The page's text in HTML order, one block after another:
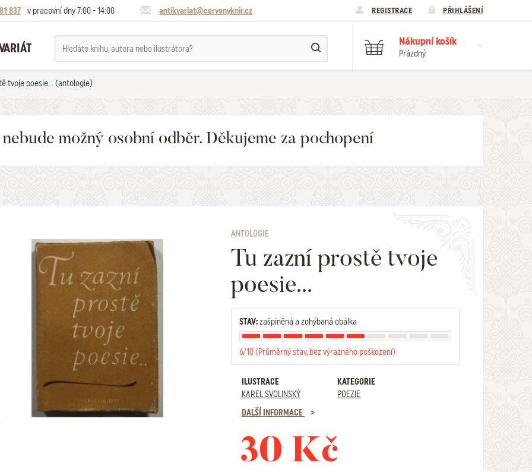
837 v pracovní dny 7:00 - 14:00 antikvariat@cervenyknir.cz REGISTRACE PŘIHLÁŠENÍ
Nákupní košík
Prázdný
tvoje poesie... (antologie)
možný osobní odběr. Děkujeme za pochopení
ANTOLOGIE
Tu zazní prostě tvoje
poesie...
STAV:zašpiněná a zohýbaná obálka
6/10 (Průměrný stav, bez výrazného poškození)
ILUSTRACE
KAREL SVOLINSKÝ
KATEGORIE
POEZIE
DALŠÍ INFORMACE
30 Kč